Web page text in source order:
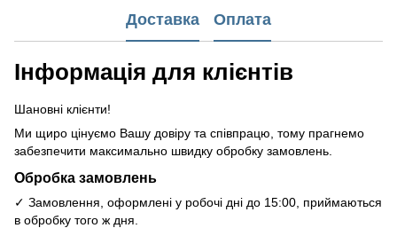
Доставка Оплата
Інформація для клієнтів
Шановні клієнти!
Ми щиро цінуємо Вашу довіру та співпрацю, тому прагнемо
забезпечити максимально швидку обробку замовлень.
Обробка замовлень
✓ Замовлення, оформлені у робочі дні до 15:00, приймаються
в обробку того ж дня.